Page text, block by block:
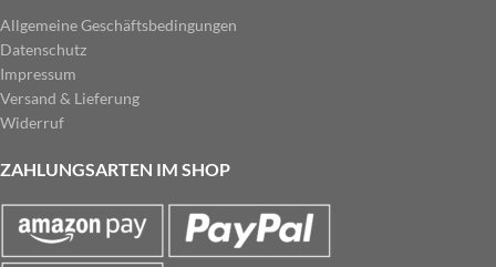
Allgemeine Geschäftsbedingungen
Datenschutz
Impressum
Versand & Lieferung
Widerruf
ZAHLUNGSARTEN IM SHOP